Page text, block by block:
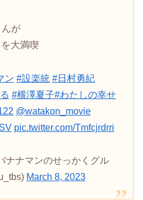
が
大満喫
ン #設楽統 #日村勇紀
#横澤夏子#わたしの幸せ
@watakon_movie
pic.twitter.com/Tmfcjrdrri
ナマンのせっかくグル
March 8, 2023